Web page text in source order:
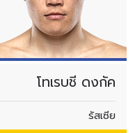
โทเรบชี ดงกัค
รัสเซีย